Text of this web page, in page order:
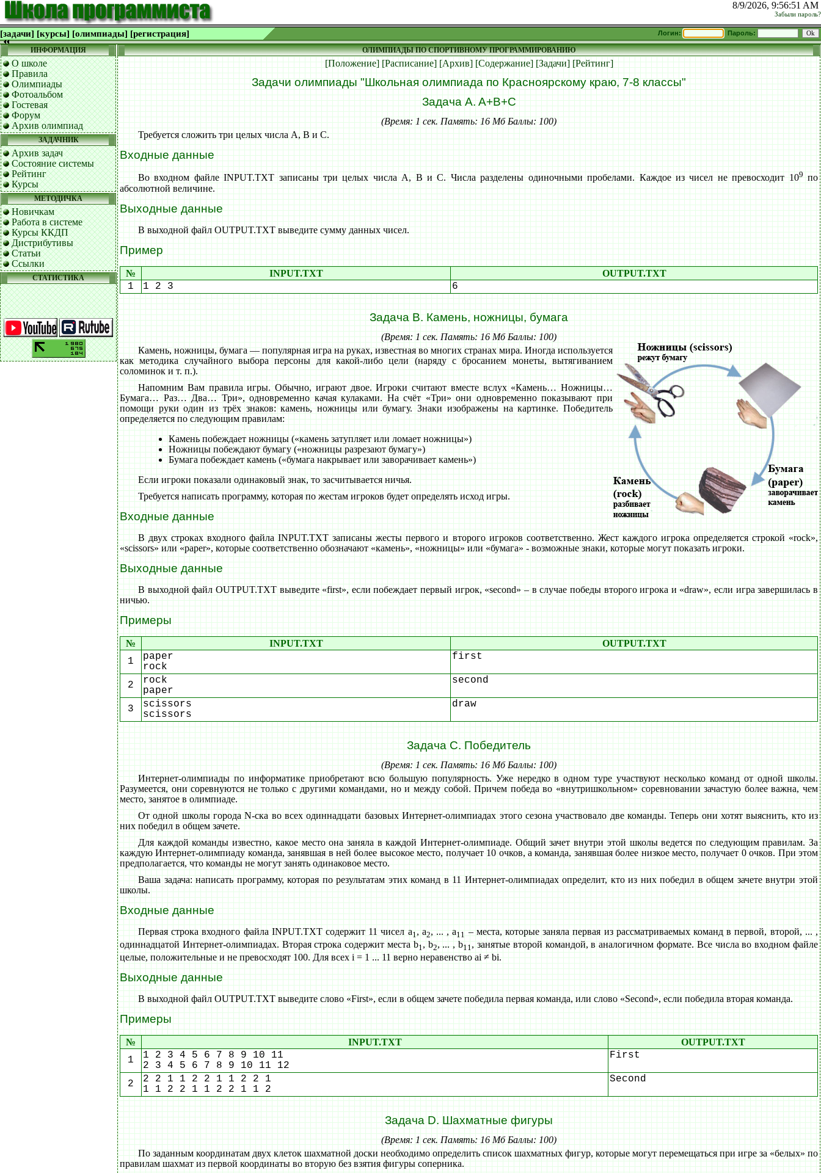
8/9/2026, 9:56:52 AM
Забыли пароль?
[задачи] [курсы] [олимпиады] [регистрация] Логин: Пароль:
ИНФОРМАЦИЯ
О школе
Правила
Олимпиады
Фотоальбом
Гостевая
Форум
Архив олимпиад
ЗАДАЧНИК
Архив задач
Состояние системы
Рейтинг
Курсы
МЕТОДИЧКА
Новичкам
Работа в системе
Курсы ККДП
Дистрибутивы
Статьи
Ссылки
СТАТИСТИКА
ОЛИМПИАДЫ ПО СПОРТИВНОМУ ПРОГРАММИРОВАНИЮ
[Положение] [Расписание] [Архив] [Содержание] [Задачи] [Рейтинг]
Задачи олимпиады "Школьная олимпиада по Красноярскому краю, 7-8 классы"
Задача A. A+B+C
(Время: 1 сек. Память: 16 Мб Баллы: 100)
Требуется сложить три целых числа А, В и C.
Входные данные
Во входном файле INPUT.TXT записаны три целых числа A, B и C. Числа разделены одиночными пробелами. Каждое из чисел не превосходит 109по
абсолютной величине.
Выходные данные
В выходной файл OUTPUT.TXT выведите сумму данных чисел.
Пример
№ INPUT.TXT OUTPUT.TXT
1 1 2 3 6
Задача B. Камень, ножницы, бумага
(Время: 1 сек. Память: 16 Мб Баллы: 100)
Камень, ножницы, бумага — популярная игра на руках, известная во многих странах мира. Иногда используется
как методика случайного выбора персоны для какой-либо цели (наряду с бросанием монеты, вытягиванием
соломинок и т. п.).
Напомним Вам правила игры. Обычно, играют двое. Игроки считают вместе вслух «Камень… Ножницы…
Бумага… Раз… Два… Три», одновременно качая кулаками. На счёт «Три» они одновременно показывают при
помощи руки один из трёх знаков: камень, ножницы или бумагу. Знаки изображены на картинке. Победитель
определяется по следующим правилам:
Камень побеждает ножницы («камень затупляет или ломает ножницы»)
Ножницы побеждают бумагу («ножницы разрезают бумагу»)
Бумага побеждает камень («бумага накрывает или заворачивает камень»)
Если игроки показали одинаковый знак, то засчитывается ничья.
Требуется написать программу, которая по жестам игроков будет определять исход игры.
Входные данные
В двух строках входного файла INPUT.TXT записаны жесты первого и второго игроков соответственно. Жест каждого игрока определяется строкой «rock»,
«scissors» или «paper», которые соответственно обозначают «камень», «ножницы» или «бумага» - возможные знаки, которые могут показать игроки.
Выходные данные
В выходной файл OUTPUT.TXT выведите «first», если побеждает первый игрок, «second» – в случае победы второго игрока и «draw», если игра завершилась в
ничью.
Примеры
№ INPUT.TXT OUTPUT.TXT
1
paper
rock
first
2
rock
paper
second
3
scissors
scissors
draw
Задача C. Победитель
(Время: 1 сек. Память: 16 Мб Баллы: 100)
Интернет-олимпиады по информатике приобретают всю большую популярность. Уже нередко в одном туре участвуют несколько команд от одной школы.
Разумеется, они соревнуются не только с другими командами, но и между собой. Причем победа во «внутришкольном» соревновании зачастую более важна, чем
место, занятое в олимпиаде.
От одной школы города N-ска во всех одиннадцати базовых Интернет-олимпиадах этого сезона участвовало две команды. Теперь они хотят выяснить, кто из
них победил в общем зачете.
Для каждой команды известно, какое место она заняла в каждой Интернет-олимпиаде. Общий зачет внутри этой школы ведется по следующим правилам. За
каждую Интернет-олимпиаду команда, занявшая в ней более высокое место, получает 10 очков, а команда, занявшая более низкое место, получает 0 очков. При этом
предполагается, что команды не могут занять одинаковое место.
Ваша задача: написать программу, которая по результатам этих команд в 11 Интернет-олимпиадах определит, кто из них победил в общем зачете внутри этой
школы.
Входные данные
Первая строка входного файла INPUT.TXT содержит 11 чисел a1, a2, ... , a11– места, которые заняла первая из рассматриваемых команд в первой, второй, ... ,
одиннадцатой Интернет-олимпиадах. Вторая строка содержит места b1, b2, ... , b11, занятые второй командой, в аналогичном формате. Все числа во входном файле
целые, положительные и не превосходят 100. Для всех i = 1 ... 11 верно неравенство ai ≠ bi.
Выходные данные
В выходной файл OUTPUT.TXT выведите слово «First», если в общем зачете победила первая команда, или слово «Second», если победила вторая команда.
Примеры
№ INPUT.TXT OUTPUT.TXT
1
1 2 3 4 5 6 7 8 9 10 11
2 3 4 5 6 7 8 9 10 11 12
First
2
2 2 1 1 2 2 1 1 2 2 1
1 1 2 2 1 1 2 2 1 1 2
Second
Задача D. Шахматные фигуры
(Время: 1 сек. Память: 16 Мб Баллы: 100)
По заданным координатам двух клеток шахматной доски необходимо определить список шахматных фигур, которые могут перемещаться при игре за «белых» по
правилам шахмат из первой координаты во вторую без взятия фигуры соперника.